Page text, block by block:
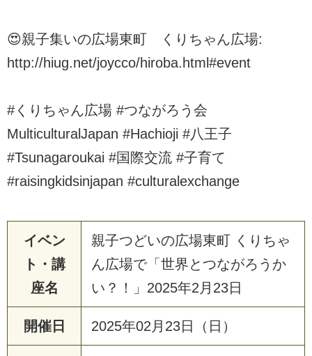
😍親子集いの広場東町 くりちゃん広場:
http://hiug.net/joycco/hiroba.html#event
#くりちゃん広場 #つながろう会
MulticulturalJapan #Hachioji #八王子
#Tsunagaroukai #国際交流 #子育て
#raisingkidsinjapan #culturalexchange
イベン
ト・講
座名
親子つどいの広場東町 くりちゃ
ん広場で「世界とつながろうか
い？！」2025年2月23日
開催日 2025年02月23日（日）